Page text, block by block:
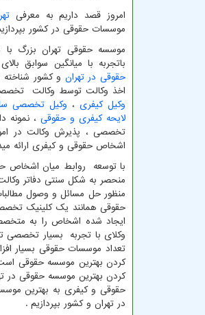
امروز قصد داریم به معرفی
موسسات حقوقی در کشور
باتجربه با میانگین سوابق بالای 15 سال بعنوان یکی از
حقوقی در تهران و کشور
اخذ وکالت توسط وکالت
وکیل کیفری ، وکیل تخصصی
لایحه کیفری و حقوقی ، نمونه
تخصصی ، پذیرش وکالت در
اشخاص حقوقی و کیفری ارائه
با توسعه روابط میان اشخاص
منحصر به شکل سنتی دفاتر
منظور حل مسائل و وصول
حقوقی همانند یک کلینیک
ایجاد شده اشخاص را به
وکلای با تجربه بسیار تخصصی
تعداد موسسات حقوقی بسیار
کردن بهترین موسسه حقوقی
کردن بهترین موسسه حقوقی
حقوقی و کیفری به بهترین
در تهران و کشور بپردازیم .